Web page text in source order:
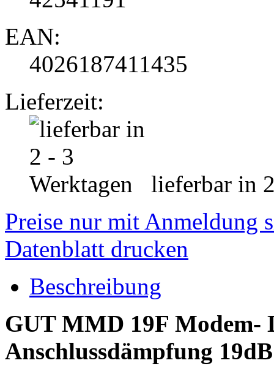
EAN:
4026187411435
Lieferzeit:
lieferbar in
Preise nur mit Anmeldung
Datenblatt drucken
Beschreibung
GUT MMD 19F Modem-
Anschlussdämpfung 19dB